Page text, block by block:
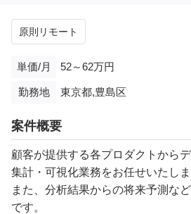
原則リモート
単価/月 52～62万円
勤務地 東京都,豊島区
案件概要
顧客が提供する各プロダクトから
集計・可視化業務をお任せいたしま
また、分析結果からの将来予測な
です。